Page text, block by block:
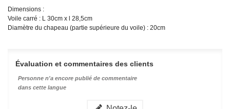
Dimensions :
Voile carré : L 30cm x l 28,5cm
Diamètre du chapeau (partie supérieure du voile) : 20cm
Évaluation et commentaires des clients
Personne n'a encore publié de commentaire
dans cette langue